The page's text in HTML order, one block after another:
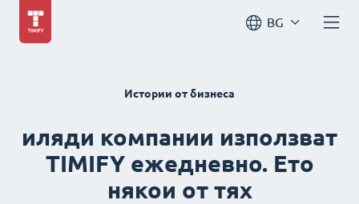
BG
Истории от бизнеса
иляди компании използват
TIMIFY ежедневно. Ето
някои от тях